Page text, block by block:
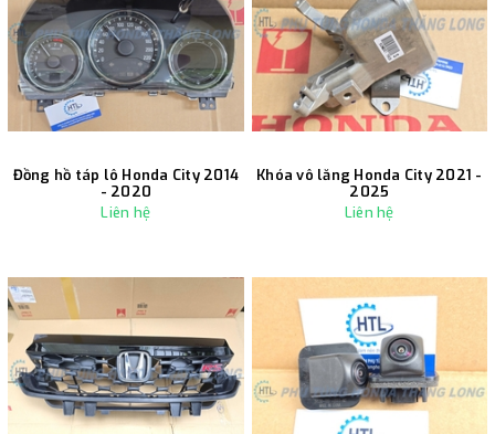
Đồng hồ táp lô Honda City 2014
- 2020
Liên hệ
Khóa vô lăng Honda City 2021 -
2025
Liên hệ